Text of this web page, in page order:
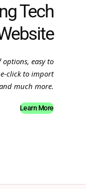
Tech
options, easy to
click to import
much more.
Learn More